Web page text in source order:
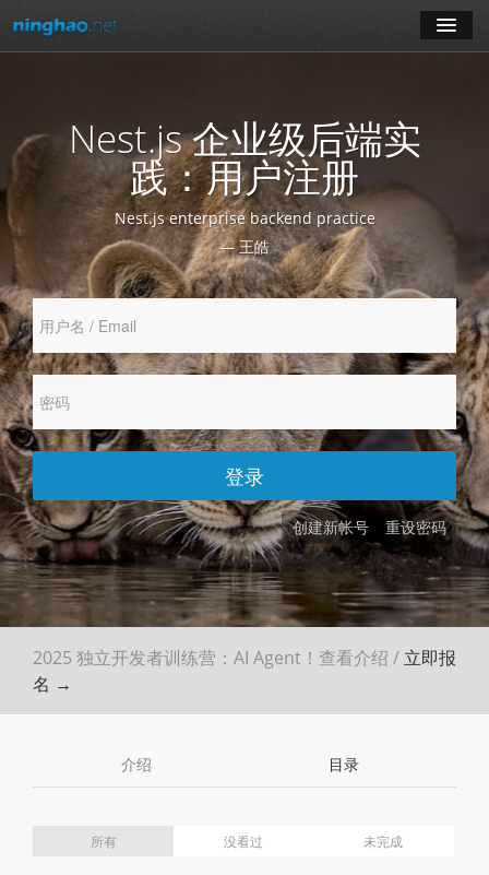
博客
创建新帐号 重设密码
登录
Nest.js 企业级后端实
践：用户注册
Nest.js enterprise backend practice
— 王皓
2025 独立开发者训练营：AI Agent！ 查看介绍 / 立即报
名 →
介绍 目录
所有 没看过 未完成